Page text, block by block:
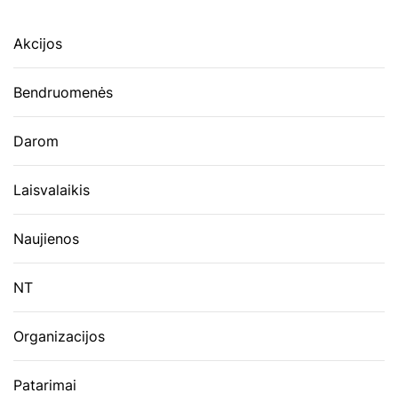
Akcijos
Bendruomenės
Darom
Laisvalaikis
Naujienos
NT
Organizacijos
Patarimai